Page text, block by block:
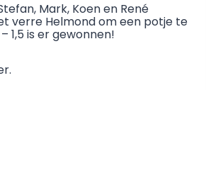
Mark, Koen en René
verre Helmond om een potje te
1,5 is er gewonnen!